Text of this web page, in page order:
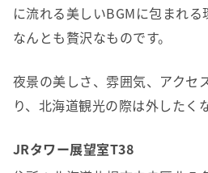
に流れる美しいBGMに包まれ
なんとも贅沢なものです。
夜景の美しさ、雰囲気、アクセ
り、北海道観光の際は外したく
JRタワー展望室T38